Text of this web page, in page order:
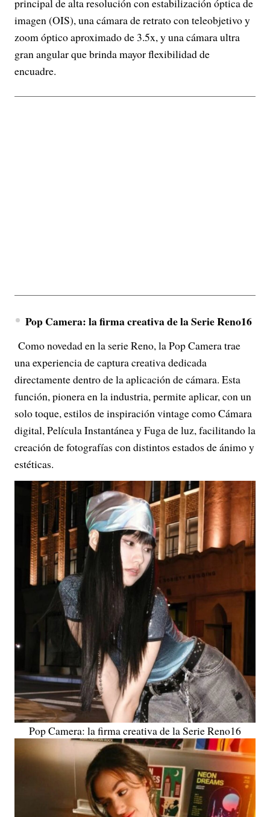
principal de alta resolución con estabilización óptica de
imagen (OIS), una cámara de retrato con teleobjetivo y
zoom óptico aproximado de 3.5x, y una cámara ultra
gran angular que brinda mayor flexibilidad de
encuadre.
Pop Camera: la firma creativa de la Serie Reno16
Como novedad en la serie Reno, la Pop Camera trae
una experiencia de captura creativa dedicada
directamente dentro de la aplicación de cámara. Esta
función, pionera en la industria, permite aplicar, con un
solo toque, estilos de inspiración vintage como Cámara
digital, Película Instantánea y Fuga de luz, facilitando la
creación de fotografías con distintos estados de ánimo y
estéticas.
Pop Camera: la firma creativa de la Serie Reno16